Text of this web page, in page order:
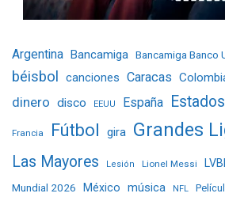
Argentina Bancamiga Bancamiga Banco
béisbol canciones Caracas
dinero disco EEUU España
Francia Fútbol gira Grandes
Las Mayores Lesión Lionel Messi
Mundial 2026 México música NFL